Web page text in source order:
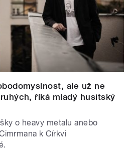
ale už ne
říká mladý husitský
o heavy metalu anebo
k Církvi